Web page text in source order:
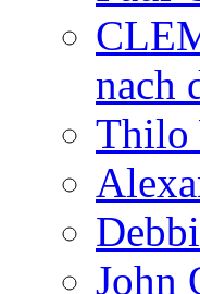
nach
Thilo
John